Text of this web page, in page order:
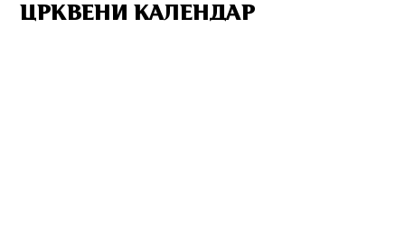
ЦРКВЕНИ КАЛЕНДАР